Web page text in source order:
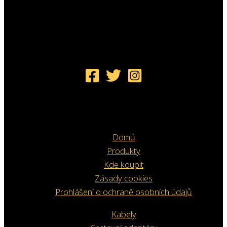
Domů
Produkty
Kde koupit
Zásady cookies
Prohlášení o ochraně osobních údajů
Kabely